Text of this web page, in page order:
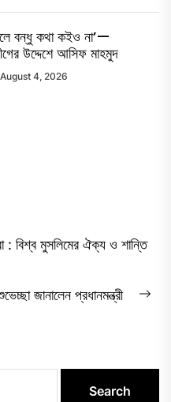
বন্ধু কথা কইও না’—
উদ্দেশে আসিফ মাহমুদ
August 4, 2026
: বিশ্ব মুসলিমের ঐক্য ও শান্তি
জানালেন প্রধানমন্ত্রী